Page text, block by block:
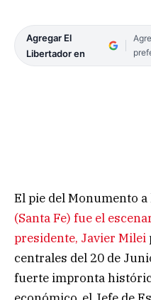
Agregar El
Libertador en
El pie del Monumento a
(Santa Fe) fue el
presidente, Javier Milei
centrales del 20 de
fuerte impronta